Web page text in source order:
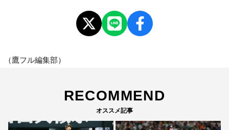
（鷹フル編集部）
RECOMMEND
オススメ記事